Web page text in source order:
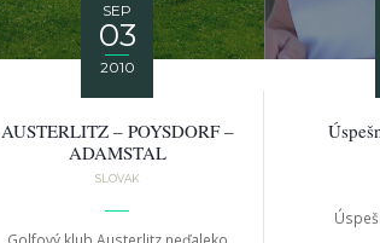
SEP
03
2010
AUSTERLITZ – POYSDORF –
ADAMSTAL
SLOVAK